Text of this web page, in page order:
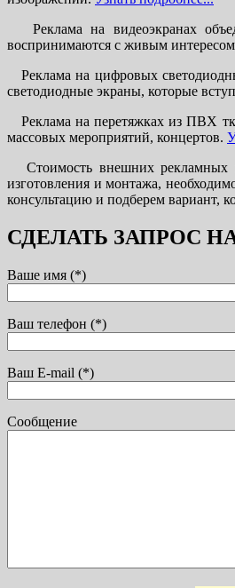
Реклама на видеоэкранах
воспринимаются с живым
Реклама на цифровых
светодиодные экраны, которые
Реклама на перетяжках из ПВХ
массовых мероприятий, концертов.
Стоимость внешних рекламных
изготовления и монтажа,
консультацию и подберем вариант,
СДЕЛАТЬ ЗАПРОС
Ваше имя (*)
Ваш телефон (*)
Ваш E-mail (*)
Сообщение